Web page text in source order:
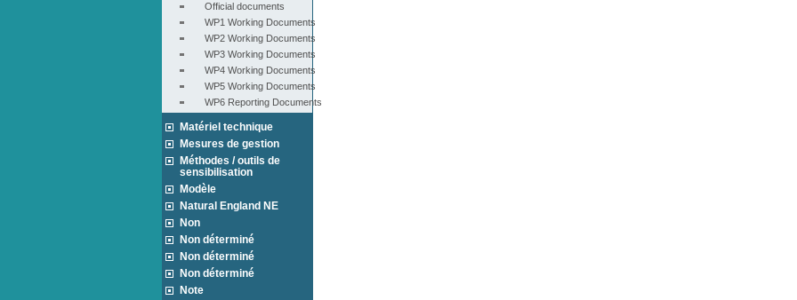
Official documents
WP1 Working Documents
WP2 Working Documents
WP3 Working Documents
WP4 Working Documents
WP5 Working Documents
WP6 Reporting Documents
Matériel technique
Mesures de gestion
Méthodes / outils de
sensibilisation
Modèle
Natural England NE
Non
Non déterminé
Non déterminé
Non déterminé
Note